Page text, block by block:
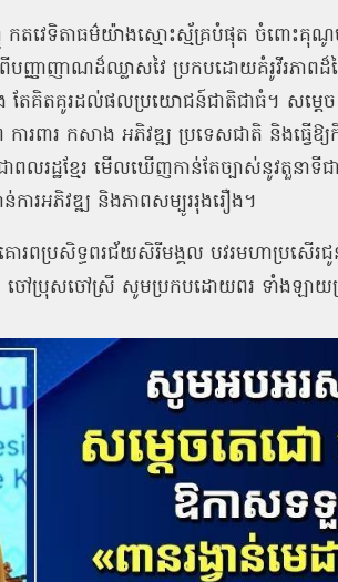
កតវេទិតាធម៌យ៉ាងស្មោះស្ម័គ្របំផុត ចំពោះគុណូប
បញ្ញាញាណដ៏ឈ្លាសវៃ ប្រកបដោយគំរូវីរភាពដ៏ថ្ល
តែគិតគូរដល់ផលប្រយោជន៍ជាតិជាធំ។ សម្តេច
ការពារ កសាង អភិវឌ្ឍ ប្រទេសជាតិ និងធ្វើឱ្
ាពលរដ្ឋខ្មែរ មើលឃើញកាន់តែច្បាស់នូវតួនាទីជ
ការអភិវឌ្ឍ និងភាពសម្បូររុងរឿង។
រពប្រសិទ្ធពរជ័យសិរីមង្គល បវរមហាប្រសើរ
ចៅប្រុសចៅស្រី សូមប្រកបដោយពរ ទាំងឡាយប្